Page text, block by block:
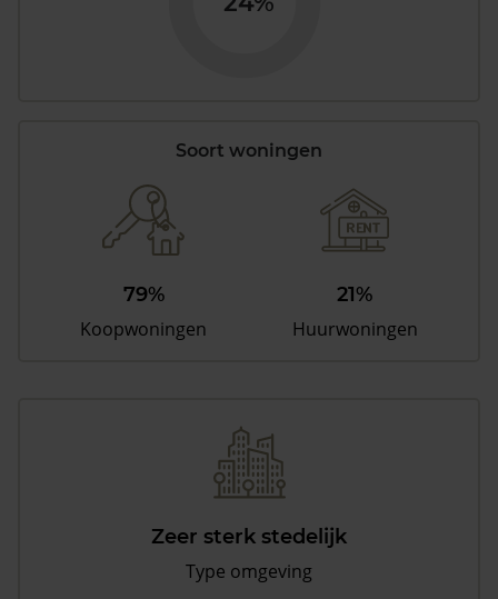
Soort woningen
79%
Koopwoningen
21%
Huurwoningen
Zeer sterk stedelijk
Type omgeving